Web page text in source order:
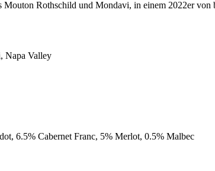
Mouton Rothschild und Mondavi, in einem 2022er von
Napa Valley
6.5% Cabernet Franc, 5% Merlot, 0.5% Malbec